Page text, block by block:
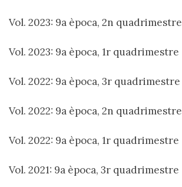
Vol. 2023: 9a època, 2n quadrimestre
Vol. 2023: 9a època, 1r quadrimestre
Vol. 2022: 9a època, 3r quadrimestre
Vol. 2022: 9a època, 2n quadrimestre
Vol. 2022: 9a època, 1r quadrimestre
Vol. 2021: 9a època, 3r quadrimestre